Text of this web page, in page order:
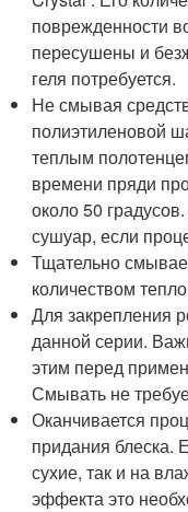
поврежденности
пересушены и
геля потребуется.
Не смывая
полиэтиленовой
теплым
времени пряди
около 50
сушуар, если
Тщательно
количеством
Для закрепления
данной серии.
этим перед
Смывать не
Оканчивается
придания блеска.
сухие, так и на
эффекта это